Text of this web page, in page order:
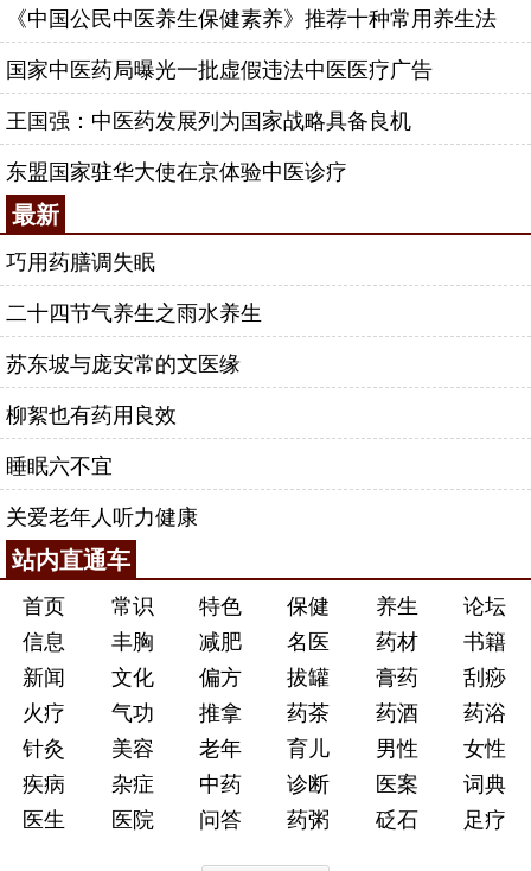
《中国公民中医养生保健素养》推荐十种常用养生法
国家中医药局曝光一批虚假违法中医医疗广告
王国强：中医药发展列为国家战略具备良机
东盟国家驻华大使在京体验中医诊疗
最新
巧用药膳调失眠
二十四节气养生之雨水养生
苏东坡与庞安常的文医缘
柳絮也有药用良效
睡眠六不宜
关爱老年人听力健康
站内直通车
首页 常识 特色 保健 养生
论坛
信息
丰胸 减肥 名医 药材
书籍
新闻
文化 偏方 拔罐 膏药
刮痧
火疗
气功 推拿 药茶 药酒
药浴
针灸
美容 老年 育儿 男性
女性
疾病
杂症 中药 诊断 医案
词典
医生
医院 问答 药粥 砭石 足疗